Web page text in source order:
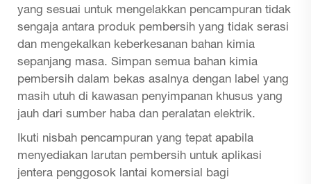
yang sesuai untuk mengelakkan pencampuran tidak
sengaja antara produk pembersih yang tidak serasi
dan mengekalkan keberkesanan bahan kimia
sepanjang masa. Simpan semua bahan kimia
pembersih dalam bekas asalnya dengan label yang
masih utuh di kawasan penyimpanan khusus yang
jauh dari sumber haba dan peralatan elektrik.
Ikuti nisbah pencampuran yang tepat apabila
menyediakan larutan pembersih untuk aplikasi
jentera penggosok lantai komersial bagi